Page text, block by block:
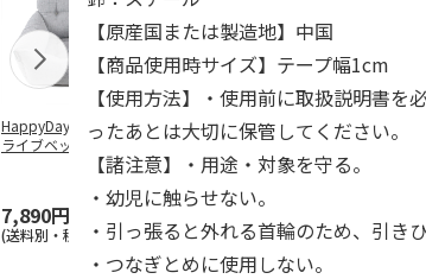
HappyDays 2wayド
ライブベッド グレ
7,890円
(送料別・税込)
獣医師開発 ニオイ
をとる砂専用 猫ト
イレ ナチュラルグ
1,550円
(送料別・税込)
デオトイレ 飛び散
らない消臭・抗菌
ンド 4L
(送料別・税込)
【原産国または製造地】中国
【商品使用時サイズ】テープ幅1cm
【使用方法】・使用前に取扱説明書を
ったあとは大切に保管してください。
【諸注意】・用途・対象を守る。
・幼児に触らせない。
・引っ張ると外れる首輪のため、引き
・つなぎとめに使用しない。